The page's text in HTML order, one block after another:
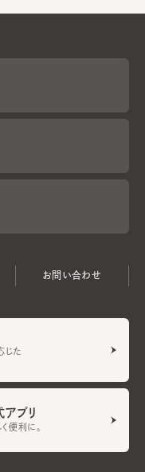
お問い合わせ
じた
プリ
便利に。